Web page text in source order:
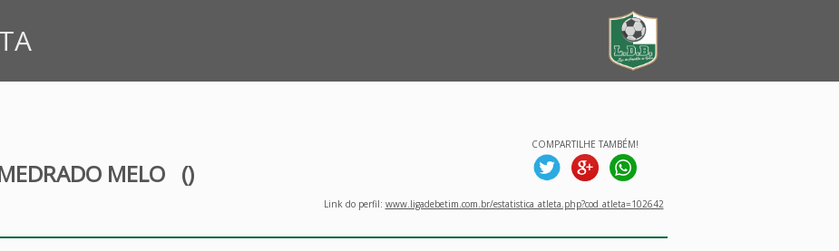
MELO ()
COMPARTILHE TAMBÉM!
Link do perfil: www.ligadebetim.com.br/estatistica_atleta.php?cod_atleta=102642